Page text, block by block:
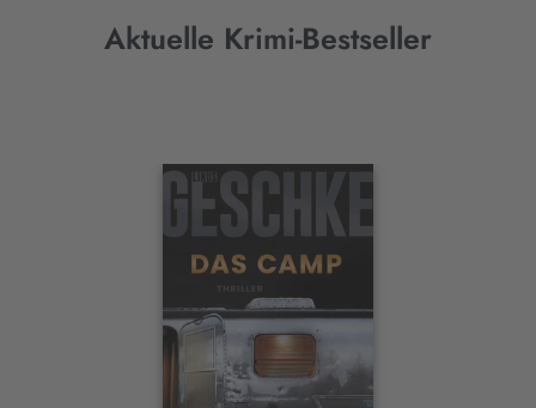
Aktuelle Krimi-Bestseller
Interaktives